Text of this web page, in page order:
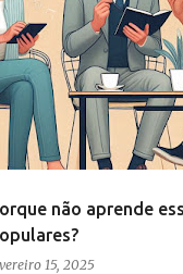
não aprende
15, 2025
ARTES ARTIFICIAL
LINGUÍSTICA